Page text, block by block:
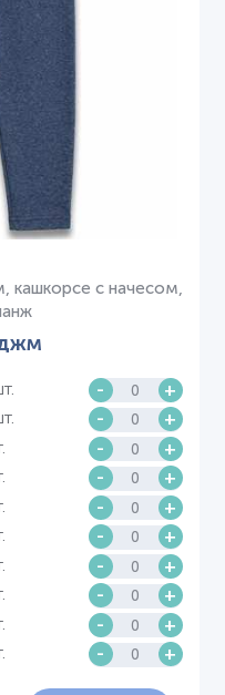
кашкорсе с начесом,
- +
- +
- +
- +
- +
- +
- +
- +
- +
- +